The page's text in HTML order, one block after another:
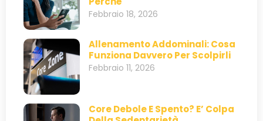
Febbraio 18, 2026
Allenamento Addominali: Cosa
Funziona Davvero Per Scolpirli
Febbraio 11, 2026
Core Debole E Spento? E’ Colpa